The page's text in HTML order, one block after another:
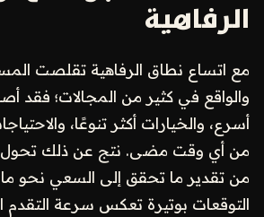
الرفاهية
مع اتساع نطاق الرفاهية تقلصت
والواقع في كثير من المجالات؛ فقد
أسرع، والخيارات أكثر تنوعًا،
من أي وقت مضى. نتج عن ذلك تحول
من تقدير ما تحقق إلى السعي نحو ما
التوقعات بوتيرة تعكس سرعة التقدم